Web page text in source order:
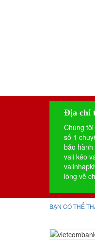
Địa chỉ
Chúng tôi
số 1
bảo
vali kéo
lòng về
BẠN CÓ THỂ